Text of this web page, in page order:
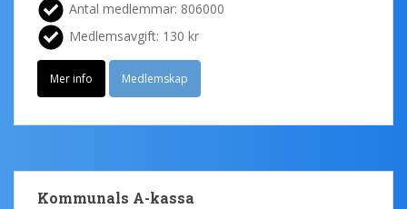
Antal medlemmar: 806000
Medlemsavgift: 130 kr
Mer info Medlemskap
Kommunals A-kassa